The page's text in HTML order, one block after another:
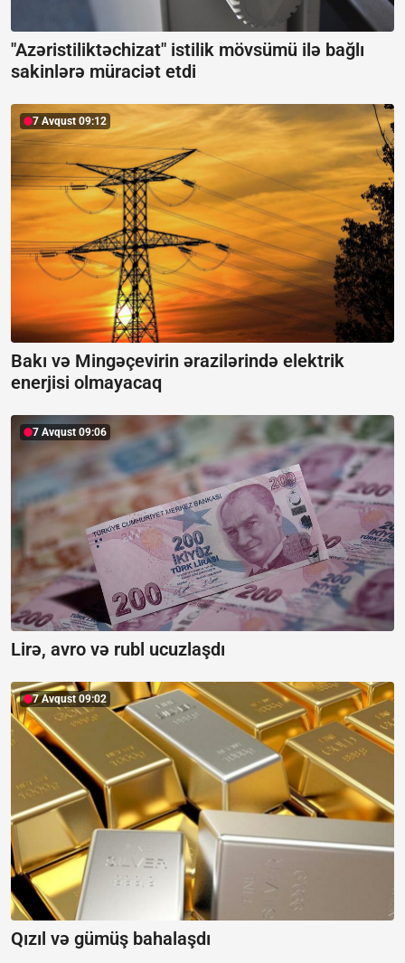
"Azəristiliktəchizat" istilik mövsümü ilə bağlı
sakinlərə müraciət etdi
7 Avqust 09:12
Bakı və Mingəçevirin ərazilərində elektrik
enerjisi olmayacaq
7 Avqust 09:06
Lirə, avro və rubl ucuzlaşdı
7 Avqust 09:02
Qızıl və gümüş bahalaşdı